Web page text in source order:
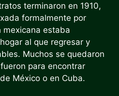
terminaron en 1910,
formalmente por
mexicana estaba
al que regresar y
Muchos se quedaron
para encontrar
México o en Cuba.